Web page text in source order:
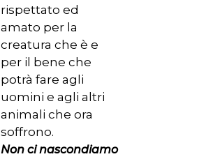
rispettato ed
amato per la
creatura che è e
per il bene che
potrà fare agli
uomini e agli altri
animali che ora
soffrono.
Non ci nascondiamo